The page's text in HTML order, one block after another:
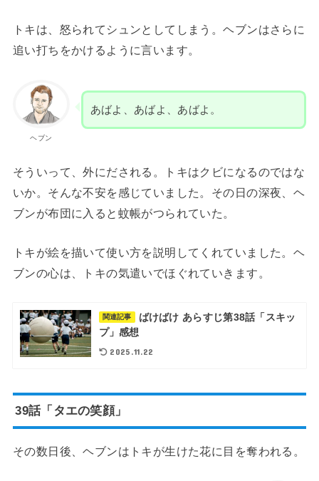
トキは、怒られてシュンとしてしまう。ヘブンはさらに
追い打ちをかけるように言います。
ヘブン
あばよ、あばよ、あばよ。
そういって、外にだされる。トキはクビになるのではな
いか。そんな不安を感じていました。その日の深夜、ヘ
ブンが布団に入ると蚊帳がつられていた。
トキが絵を描いて使い方を説明してくれていました。ヘ
ブンの心は、トキの気遣いでほぐれていきます。
関連記事
ばけばけ あらすじ第38話「スキッ
プ」感想
2025.11.22
39話「タエの笑顔」
その数日後、ヘブンはトキが生けた花に目を奪われる。